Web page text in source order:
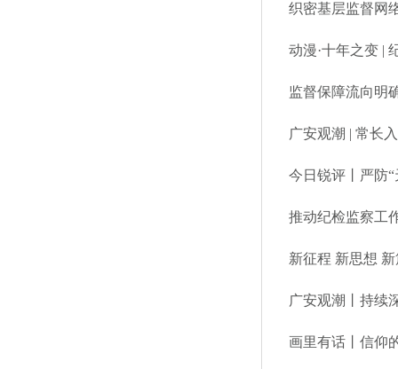
织密基层监督网
动漫·十年之变 |
监督保障流向明
广安观潮 | 常长
今日锐评丨严防
推动纪检监察工
新征程 新思想
广安观潮丨持续
画里有话丨信仰